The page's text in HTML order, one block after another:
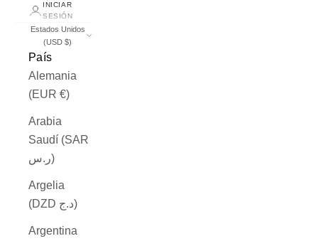
INICIAR
SESIÓN
Estados Unidos
(USD $)
País
Alemania
(EUR €)
Arabia
Saudí (SAR
ر.س)
Argelia
(DZD د.ج)
Argentina